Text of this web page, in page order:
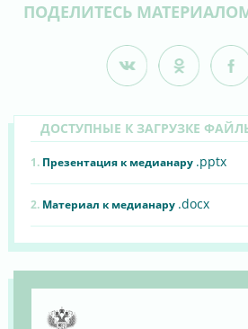
ПОДЕЛИТЕСЬ
ДОСТУПНЫЕ К ЗАГРУЗКЕ
1. Презентация к медианару .pptx
2. Материал к медианару .docx